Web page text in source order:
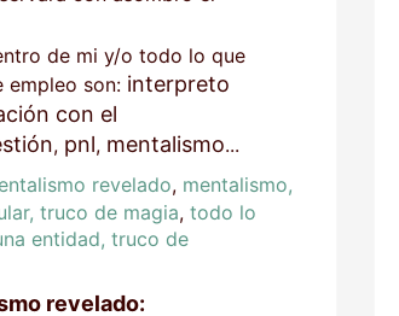
de mi y/o todo lo que
empleo son: interpreto
con el
, pnl, mentalismo...
revelado, mentalismo,
truco de magia, todo lo
entidad, truco de
revelado: